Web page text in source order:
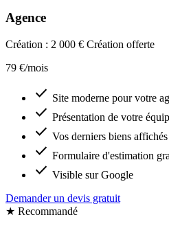
Agence
Création : 2 000 € Création offerte
79 €/mois
check Site moderne pour votre
check Présentation de votre
check Vos derniers biens affichés
check Formulaire d'estimation
check Visible sur Google
Demander un devis gratuit
★ Recommandé